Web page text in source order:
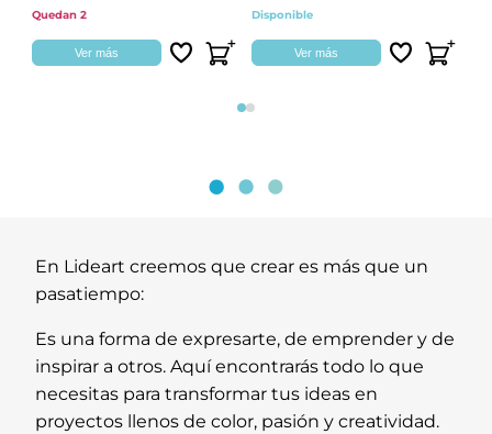
Quedan 2
Ver más
Disponible
Ver más
Página 1
Página 2
En Lideart creemos que crear es más que un
pasatiempo:
Es una forma de expresarte, de emprender y de
inspirar a otros. Aquí encontrarás todo lo que
necesitas para transformar tus ideas en
proyectos llenos de color, pasión y creatividad.